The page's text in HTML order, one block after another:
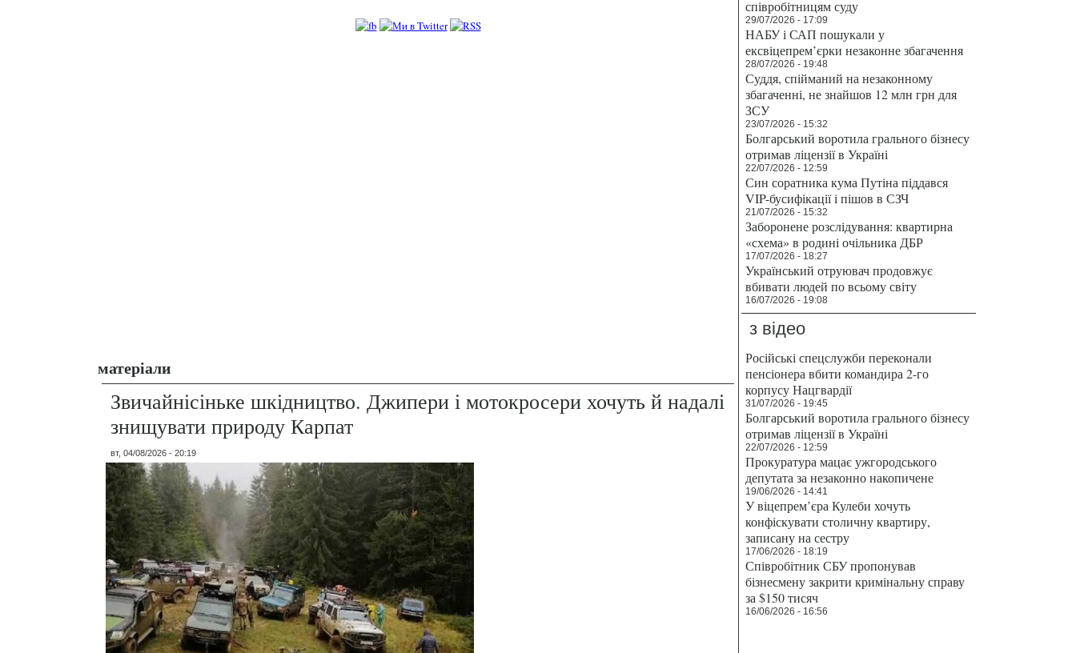
матеріали
Звичайнісіньке шкідництво. Джипери і мотокросери хочуть й надалі
знищувати природу Карпат
вт, 04/08/2026 - 20:19
співробітницям суду
29/07/2026 - 17:09
НАБУ і САП пошукали у
ексвіцепрем’єрки незаконне збагачення
28/07/2026 - 19:48
Суддя, спійманий на незаконному
збагаченні, не знайшов 12 млн грн для
ЗСУ
23/07/2026 - 15:32
Болгарський воротила грального бізнесу
отримав ліцензії в Україні
22/07/2026 - 12:59
Син соратника кума Путіна піддався
VIP-бусифікації і пішов в СЗЧ
21/07/2026 - 15:32
Заборонене розслідування: квартирна
«схема» в родині очільника ДБР
17/07/2026 - 18:27
Український отруювач продовжує
вбивати людей по всьому світу
16/07/2026 - 19:08
з відео
Російські спецслужби переконали
пенсіонера вбити командира 2-го
корпусу Нацгвардії
31/07/2026 - 19:45
Болгарський воротила грального бізнесу
отримав ліцензії в Україні
22/07/2026 - 12:59
Прокуратура мацає ужгородського
депутата за незаконно накопичене
19/06/2026 - 14:41
У віцепрем’єра Кулеби хочуть
конфіскувати столичну квартиру,
записану на сестру
17/06/2026 - 18:19
Співробітник СБУ пропонував
бізнесмену закрити кримінальну справу
за $150 тисяч
16/06/2026 - 16:56